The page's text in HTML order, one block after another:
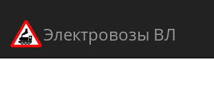
Электровозы ВЛ